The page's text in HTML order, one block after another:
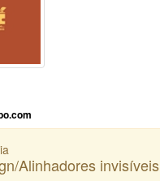
Alinhadores invisíveis